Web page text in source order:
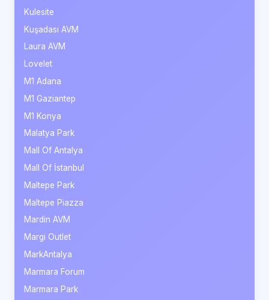
Kulesite
Kuşadası AVM
Laura AVM
Lovelet
M1 Adana
M1 Gaziantep
M1 Konya
Malatya Park
Mall Of Antalya
Mall Of İstanbul
Maltepe Park
Maltepe Piazza
Mardin AVM
Margi Outlet
MarkAntalya
Marmara Forum
Marmara Park